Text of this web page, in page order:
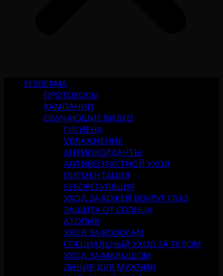
SESDERMA
ПРОТОКОЛЫ
КАМПАНИИ
ОБУЧАЮЩИЕ ВИДЕО
ГИГИЕНА
УВЛАЖНЕНИЕ
АНТИОКСИДАНТЫ
АНТИВОЗРАСТНОЙ УХОД
ПИГМЕНТАЦИЯ
СЕБОРЕГУЛЯЦИЯ
УХОД ЗА КОЖЕЙ ВОКРУГ ГЛАЗ
ЗАЩИТА ОТ СОЛНЦА
АТОПИЯ
УХОД ЗА ВОЛОСАМ
СПЕЦИАЛЬНЫЙ УХОД ЗА ТЕЛОМ
УХОД ЗА МАЛЫШОМ
ЛИНИЯ ДЛЯ МУЖЧИН